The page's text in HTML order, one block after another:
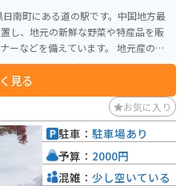
南町にある道の駅です。中国地方最
し、地元の新鮮な野菜や特産品を販
備えています。 地元産の食
トランでは、大山鶏や猪肉など、こ
す。また、売店には、地元で採れた
ムなどが並び、お土産探しにも最適
。道の駅の周辺には、キャンプ場や
らゆったりと過ごすことができま
な自然と地元の温かさに触れられ
見る
お気に入り
駐車： 駐車場あり
予算： 2000円
混雑： 少し空いている